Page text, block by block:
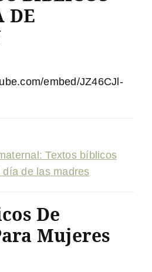
DE
embed/JZ46CJl-
Textos bíblicos
de las madres
De
Mujeres